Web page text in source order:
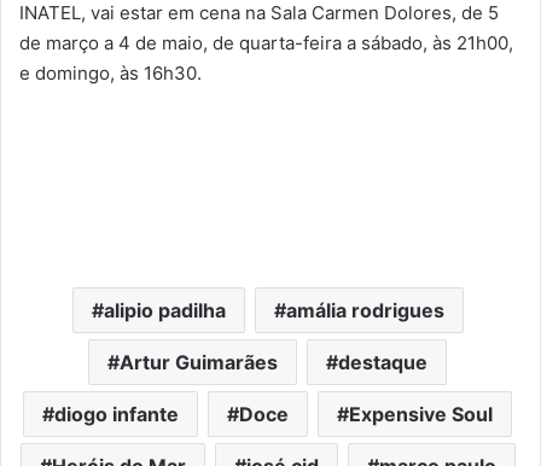
INATEL, vai estar em cena na Sala Carmen Dolores, de 5
de março a 4 de maio, de quarta-feira a sábado, às 21h00,
e domingo, às 16h30.
alipio padilha amália rodrigues
Artur Guimarães destaque
diogo infante Doce Expensive Soul